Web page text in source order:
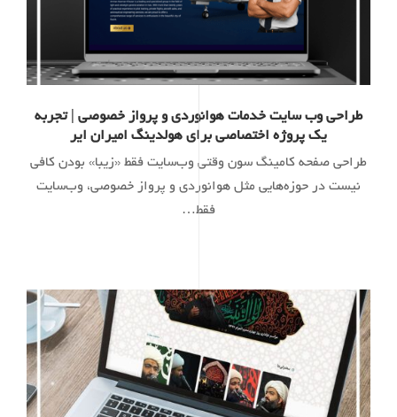
طراحی وب سایت خدمات هوانوردی و پرواز خصوصی | تجربه
یک پروژه اختصاصی برای هولدینگ امیران ایر
طراحی صفحه کامینگ سون وقتی وب‌سایت فقط «زیبا» بودن کافی
نیست در حوزه‌هایی مثل هوانوردی و پرواز خصوصی، وب‌سایت
فقط…